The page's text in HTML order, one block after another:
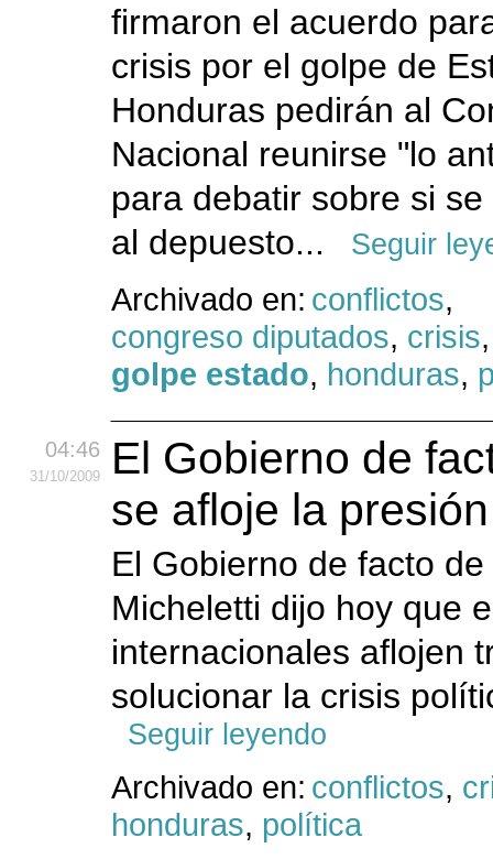
firmaron el acuerdo
crisis por el golpe de
Honduras pedirán al
Nacional reunirse "lo
para debatir sobre si
al depuesto...
Seguir
Archivado en: conflictos,
congreso diputados, crisis
golpe estado, honduras,
04:46
31/10/2009
El Gobierno de
se afloje la
El Gobierno de facto
Micheletti dijo hoy que
internacionales aflojen
solucionar la crisis
Seguir leyendo
Archivado en: conflictos,
honduras, política